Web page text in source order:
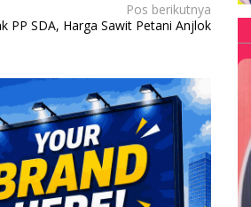
Pos berikutnya
PP SDA, Harga Sawit Petani Anjlok